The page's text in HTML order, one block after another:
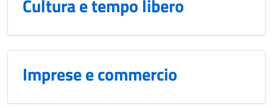
Cultura e tempo libero
Imprese e commercio